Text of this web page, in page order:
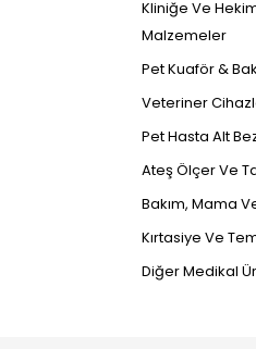
Kliniğe Ve
Malzemeler
Pet Kuaför &
Veteriner
Pet Hasta Alt
Ateş Ölçer Ve
Bakım, Mama
Kırtasiye Ve
Diğer Medikal